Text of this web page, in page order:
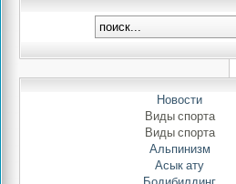
Новости
Виды спорта
Виды спорта
Альпинизм
Асык ату